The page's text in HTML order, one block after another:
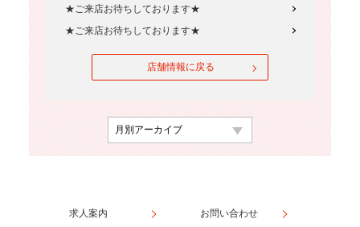
★ご来店お待ちしております★
★ご来店お待ちしております★
店舗情報に戻る
求人案内 お問い合わせ